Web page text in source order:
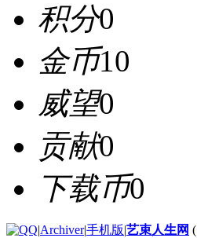
积分0
金币10
威望0
贡献0
下载币0
|Archiver|手机版|艺束人生网 (